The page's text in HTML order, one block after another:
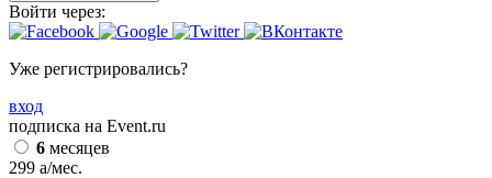
Войти через:
Уже регистрировались?
вход
подписка на Event.ru
6 месяцев
299 a/мес.